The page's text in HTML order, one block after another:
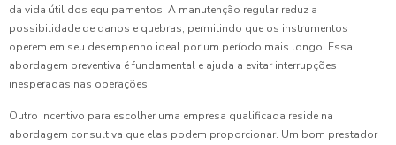
da vida útil dos equipamentos. A manutenção regular reduz a
possibilidade de danos e quebras, permitindo que os instrumentos
operem em seu desempenho ideal por um período mais longo. Essa
abordagem preventiva é fundamental e ajuda a evitar interrupções
inesperadas nas operações.
Outro incentivo para escolher uma empresa qualificada reside na
abordagem consultiva que elas podem proporcionar. Um bom prestador